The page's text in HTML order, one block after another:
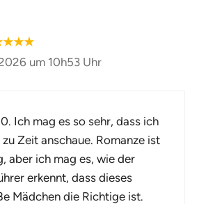
★★★
um 10h53 Uhr
Ich mag es so sehr, dass ich
Zeit anschaue. Romanze ist
aber ich mag es, wie der
erkennt, dass dieses
Mädchen die Richtige ist.